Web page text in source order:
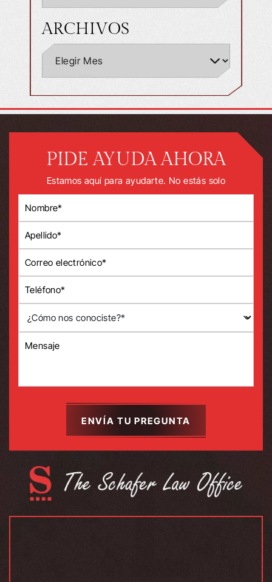
ARCHIVOS
PIDE AYUDA AHORA
Estamos aquí para ayudarte. No estás solo